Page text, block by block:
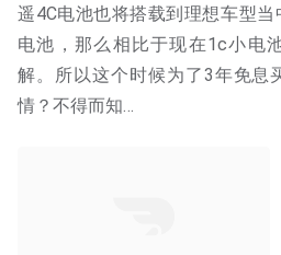
遥4C电池也将搭载到理想车型
电池，那么相比于现在1c小电
解。所以这个时候为了3年免息
情？不得而知…